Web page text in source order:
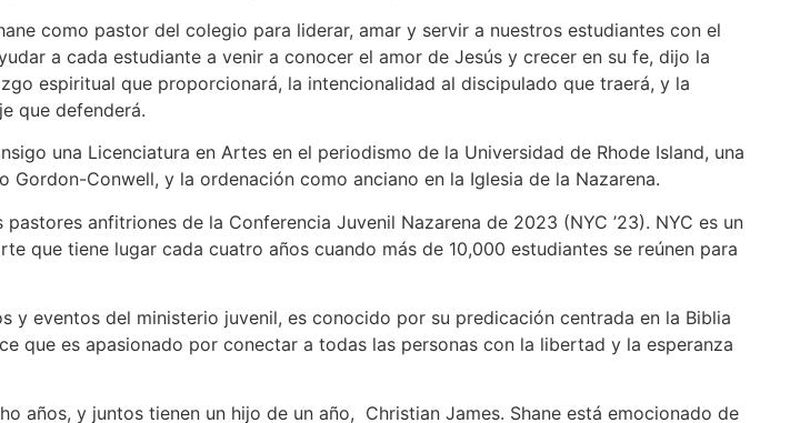
como pastor del colegio para liderar, amar y servir a nuestros estudiantes con el
a cada estudiante a venir a conocer el amor de Jesús y crecer en su fe, dijo la
espiritual que proporcionará, la intencionalidad al discipulado que traerá, y la
que defenderá.
una Licenciatura en Artes en el periodismo de la Universidad de Rhode Island, una
Conwell, y la ordenación como anciano en la Iglesia de la Nazarena.
anfitriones de la Conferencia Juvenil Nazarena de 2023 (NYC ’23). NYC es un
que tiene lugar cada cuatro años cuando más de 10,000 estudiantes se reúnen para
y eventos del ministerio juvenil, es conocido por su predicación centrada en la Biblia
que es apasionado por conectar a todas las personas con la libertad y la esperanza
años, y juntos tienen un hijo de un año, Christian James. Shane está emocionado de